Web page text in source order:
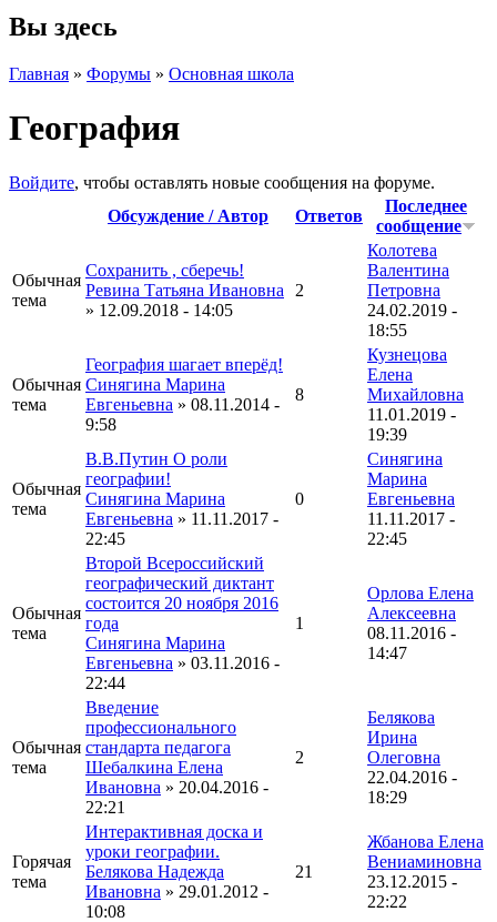
Вы здесь
Главная » Форумы » Основная школа
География
Войдите, чтобы оставлять новые сообщения на форуме.
Обсуждение / Автор
Ответов
Последнее
сообщение
Обычная
тема
Сохранить , сберечь!
Ревина Татьяна Ивановна
» 12.09.2018 - 14:05
2
Колотева
Валентина
Петровна
24.02.2019 -
18:55
Обычная
тема
География шагает вперёд!
Синягина Марина
Евгеньевна » 08.11.2014 -
9:58
8
Кузнецова
Елена
Михайловна
11.01.2019 -
19:39
Обычная
тема
В.В.Путин О роли
географии!
Синягина Марина
Евгеньевна » 11.11.2017 -
22:45
0
Синягина
Марина
Евгеньевна
11.11.2017 -
22:45
Обычная
тема
Второй Всероссийский
географический диктант
состоится 20 ноября 2016
года
Синягина Марина
Евгеньевна » 03.11.2016 -
22:44
1
Орлова Елена
Алексеевна
08.11.2016 -
14:47
Обычная
тема
Введение
профессионального
стандарта педагога
Шебалкина Елена
Ивановна » 20.04.2016 -
22:21
2
Белякова
Ирина
Олеговна
22.04.2016 -
18:29
Горячая
тема
Интерактивная доска и
уроки географии.
Белякова Надежда
Ивановна » 29.01.2012 -
10:08
21
Жбанова Елена
Вениаминовна
23.12.2015 -
22:22